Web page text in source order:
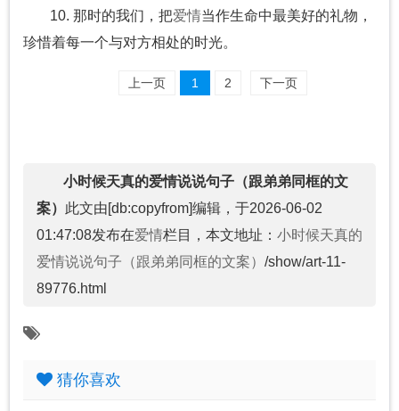
10. 那时的我们，把爱情当作生命中最美好的礼物，
珍惜着每一个与对方相处的时光。
上一页 1 2 下一页
小时候天真的爱情说说句子（跟弟弟同框的文
案） 此文由[db:copyfrom]编辑，于2026-06-02
01:47:08发布在爱情栏目，本文地址： 小时候天真的
爱情说说句子（跟弟弟同框的文案） /show/art-11-
89776.html
猜你喜欢